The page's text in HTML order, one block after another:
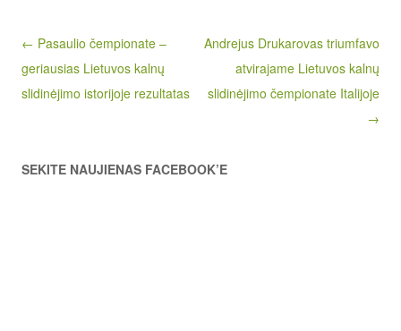
Post navigation
← Pasaulio čempionate –
geriausias Lietuvos kalnų
slidinėjimo istorijoje rezultatas
Andrejus Drukarovas triumfavo
atvirajame Lietuvos kalnų
slidinėjimo čempionate Italijoje
→
SEKITE NAUJIENAS FACEBOOK’E